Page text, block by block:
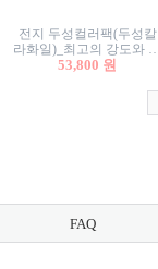
전지 두성컬러팩(두성칼
라화일)_최고의 강도와 평
활성을 지닌 다양한 컬러
53,800 원
FAQ